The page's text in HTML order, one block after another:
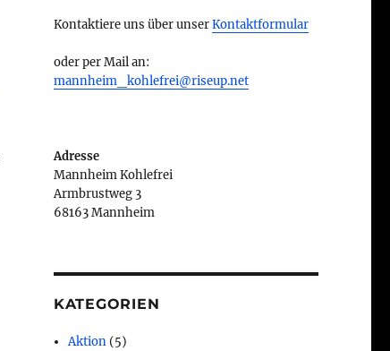
Kontaktiere uns über unserKontaktformular
oder per Mail an:
mannheim_kohlefrei@riseup.net
Adresse
Mannheim Kohlefrei
Armbrustweg 3
68163 Mannheim
KATEGORIEN
Aktion (5)